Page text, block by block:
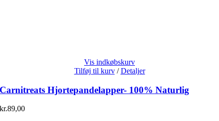
Vis indkøbskurv
Tilføj til kurv / Detaljer
Carnitreats Hjortepandelapper- 100% Naturlig
kr.89,00